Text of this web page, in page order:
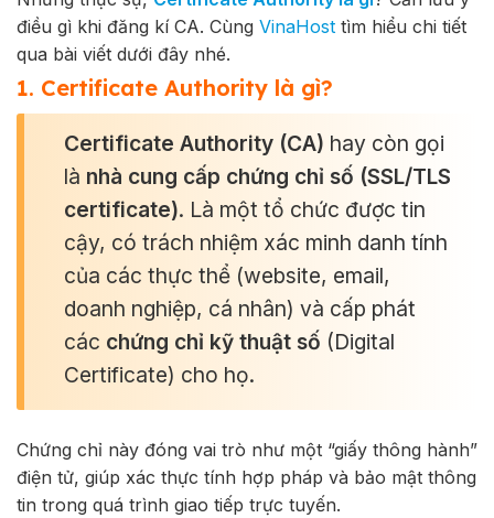
điều gì khi đăng kí CA. Cùng VinaHost tìm hiểu chi tiết
qua bài viết dưới đây nhé.
1. Certificate Authority là gì?
Certificate Authority (CA) hay còn gọi
là nhà cung cấp chứng chỉ số (SSL/TLS
certificate). Là một tổ chức được tin
cậy, có trách nhiệm xác minh danh tính
của các thực thể (website, email,
doanh nghiệp, cá nhân) và cấp phát
các chứng chỉ kỹ thuật số (Digital
Certificate) cho họ.
Chứng chỉ này đóng vai trò như một “giấy thông hành”
điện tử, giúp xác thực tính hợp pháp và bảo mật thông
tin trong quá trình giao tiếp trực tuyến.